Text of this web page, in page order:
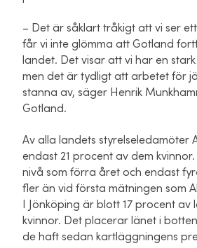
– Det är såklart tråkigt att vi ser
får vi inte glömma att Gotland
landet. Det visar att vi har en
men det är tydligt att arbetet för
stanna av, säger Henrik
Gotland.
Av alla landets styrelseledamöter
endast 21 procent av dem
nivå som förra året och endast
fler än vid första mätningen som
I Jönköping är blott 17 procent
kvinnor. Det placerar länet i
de haft sedan kartläggningens